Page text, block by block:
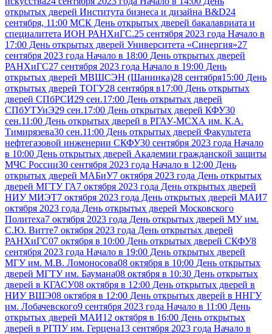
открытых дверей Института бизнеса и дизайна B&D24
сентября, 11:00 МСК День открытых дверей бакалавриата и
специалитета ИОН РАНХиГС.25 сентября 2023 года Начало в
17:00 День открытых дверей Университета «Синергия»27
сентября 2023 года Начало в 18:00 День открытых дверей
РАНХиГС27 сентября 2023 года Начало в 19:00 День
открытых дверей МВШСЭН (Шанинка)28 сентября15:00 День
открытых дверей ТОГУ28 сентября в17:00 День открытых
дверей СПбРСИ29 сен.17:00 День открытых дверей
СПбУТУиЭ29 сен.17:00 День открытых дверей КФУ30
сен.11:00 День открытых дверей в РГАУ-МСХА им. К.А.
Тимирязева30 сен.11:00 День открытых дверей Факультета
нефтегазовой инженерии СКФУ30 сентября 2023 года Начало
в 10:00 День открытых дверей Академии гражданской защиты
МЧС России30 сентября 2023 года Начало в 12:00 День
открытых дверей МАБиУ7 октября 2023 года День открытых
дверей МГТУ ГА7 октября 2023 года День открытых дверей
НИУ МИЭТ7 октября 2023 года День открытых дверей МАИ7
октября 2023 года День открытых дверей Московского
Политеха7 октября 2023 года День открытых дверей МУ им.
С.Ю. Витте7 октября 2023 года День открытых дверей
РАНХиГС07 октября в 10:00 День открытых дверей СКФУ8
сентября 2023 года Начало в 19:00 День открытых дверей
МГУ им. М.В. Ломоносова08 октября в 10:00 День открытых
дверей МГТУ им. Баумана08 октября в 10:30 День открытых
дверей в КГАСУ08 октября в 12:00 День открытых дверей в
НИУ ВШЭ08 октября в 12:00 День открытых дверей в ННГУ
им. Лобачевского9 сентября 2023 года Начало в 11:00 День
открытых дверей МАИ12 октября в 16:00 День открытых
дверей в РГПУ им. Герцена13 сентября 2023 года Начало в